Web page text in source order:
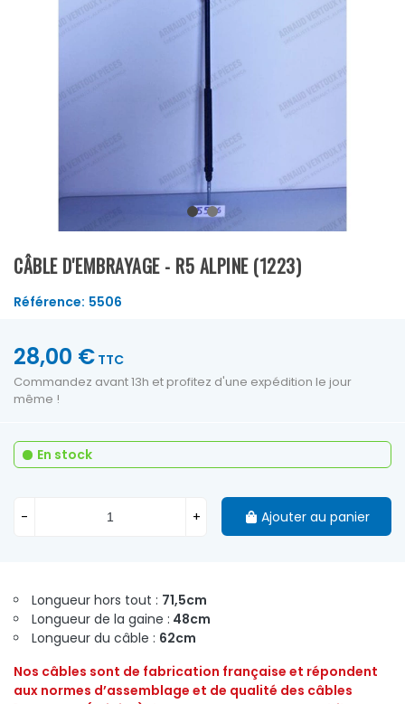
CÂBLE D'EMBRAYAGE - R5 ALPINE (1223)
Référence: 5506
Longueur hors tout : 71,5cm
Longueur de la gaine : 48cm
Longueur du câble : 62cm
Nos câbles sont de fabrication française et répondent
aux normes d’assemblage et de qualité des câbles
28,00 € TTC
Commandez avant 13h et profitez d'une expédition le jour
même !
En stock
- + Ajouter au panier